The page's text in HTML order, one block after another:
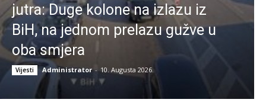
jutra: Duge kolone na izlazu iz
BiH, na jednom prelazu gužve u
oba smjera
Vijesti Administrator - 10. Augusta 2026.